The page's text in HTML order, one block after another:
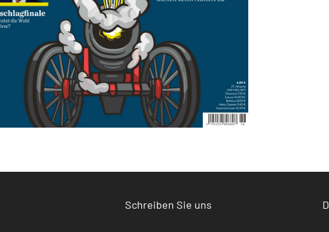
Schreiben Sie uns